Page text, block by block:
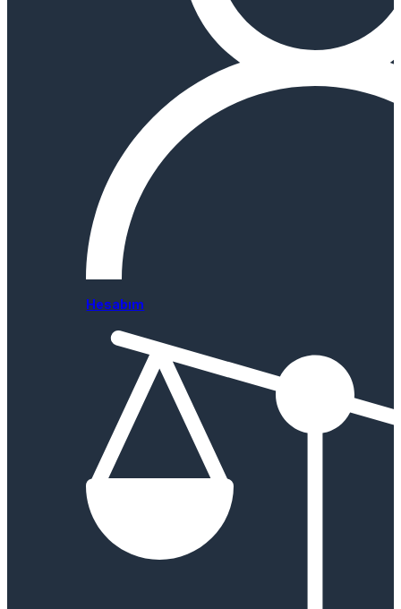
Hesabım